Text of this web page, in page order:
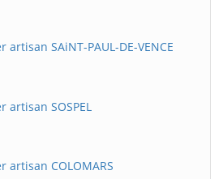
SAiNT-PAUL-DE-VENCE
SOSPEL
artisan COLOMARS